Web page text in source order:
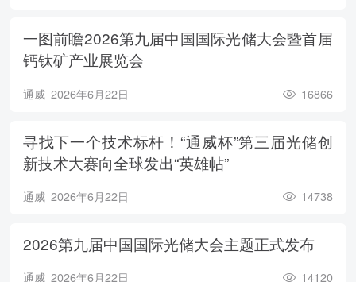
一图前瞻2026第九届中国国际光储大会暨首届
钙钛矿产业展览会
通威 2026年6月22日 16866
寻找下一个技术标杆！“通威杯”第三届光储创
新技术大赛向全球发出“英雄帖”
通威 2026年6月22日 14738
2026第九届中国国际光储大会主题正式发布
通威 2026年6月22日 14120